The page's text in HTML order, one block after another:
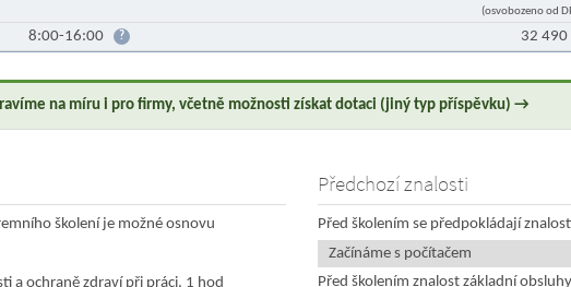
(osvobozeno od
8:00-16:00 ? 32 490
na míru i pro firmy, včetně možnosti získat dotaci (jiný typ příspěvku) →
školení je možné osnovu
a ochraně zdraví při práci, 1 hod
Předchozí znalosti
Před školením se předpokládají
Začínáme s počítačem
Před školením znalost základní